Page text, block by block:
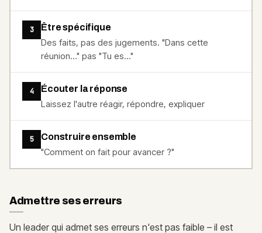
3 Être spécifique
Des faits, pas des jugements. "Dans cette
réunion..." pas "Tu es..."
4 Écouter la réponse
Laissez l'autre réagir, répondre, expliquer
5 Construire ensemble
"Comment on fait pour avancer ?"
Admettre ses erreurs
Un leader qui admet ses erreurs n'est pas faible – il est